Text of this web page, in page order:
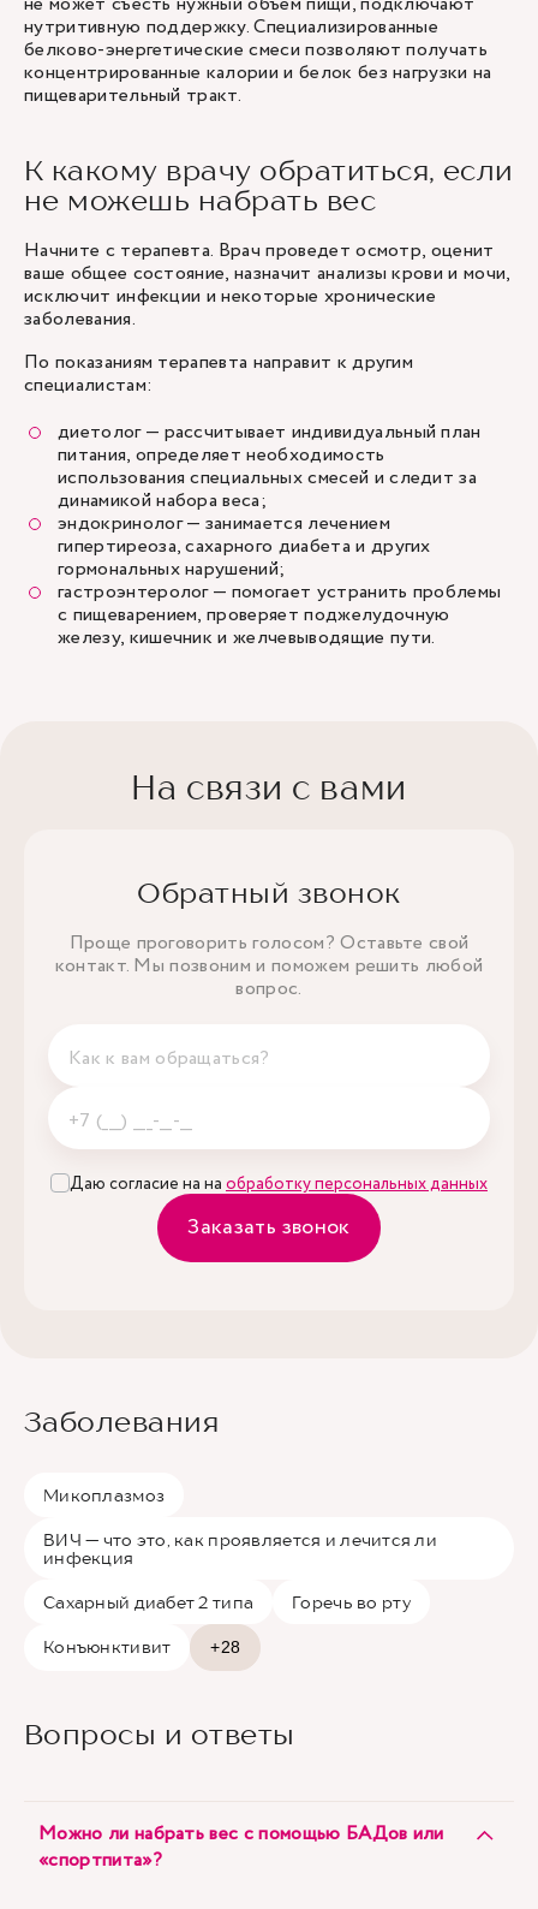
нутритивную поддержку. Специализированные
белково-энергетические смеси позволяют получать
концентрированные калории и белок без нагрузки на
пищеварительный тракт.
К какому врачу обратиться, если
не можешь набрать вес
Начните с терапевта. Врач проведет осмотр, оценит
ваше общее состояние, назначит анализы крови и мочи,
исключит инфекции и некоторые хронические
заболевания.
По показаниям терапевта направит к другим
специалистам:
диетолог— рассчитывает индивидуальный план
питания, определяет необходимость
использования специальных смесей и следит за
динамикой набора веса;
эндокринолог— занимается лечением
гипертиреоза, сахарного диабета и других
гормональных нарушений;
гастроэнтеролог— помогает устранить проблемы
с пищеварением, проверяет поджелудочную
железу, кишечник и желчевыводящие пути.
На связи с вами
Обратный звонок
Проще проговорить голосом? Оставьте свой
контакт. Мы позвоним и поможем решить любой
вопрос.
Даю согласие на на обработку персональных данных
Заказать звонок
Заболевания
Микоплазмоз
ВИЧ — что это, как проявляется и лечится ли
инфекция
Сахарный диабет 2 типа Горечь во рту
Конъюнктивит +28
Вопросы и ответы
Можно ли набрать вес с помощью БАДов или
«спортпита»?